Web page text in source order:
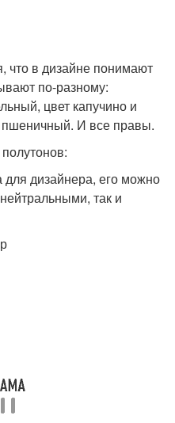
что в дизайне понимают
по-разному:
цвет капучино и
пшеничный. И все правы.
дизайнера, его можно
так и